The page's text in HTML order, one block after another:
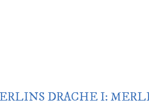
DRACHE I: